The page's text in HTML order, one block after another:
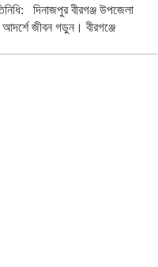
দিনাজপুর বীরগঞ্জ উপজেলা
আদর্শে জীবন গড়ুন। বীরগঞ্জে